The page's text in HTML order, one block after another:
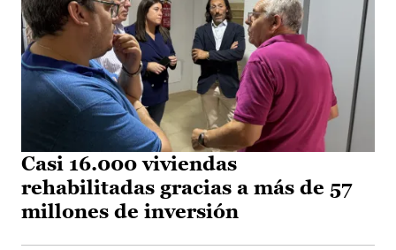
Casi 16.000 viviendas
rehabilitadas gracias a más de 57
millones de inversión